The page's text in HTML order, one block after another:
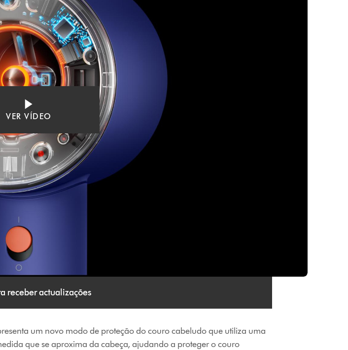
VER VÍDEO
receber actualizações
um novo modo de proteção do couro cabeludo que utiliza uma
que se aproxima da cabeça, ajudando a proteger o couro